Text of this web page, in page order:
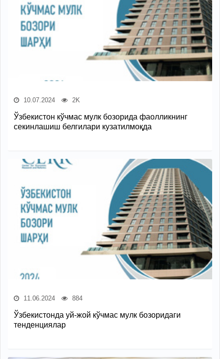
10.07.2024 2K
Ўзбекистон кўчмас мулк бозорида фаолликнинг
секинлашиш белгилари кузатилмоқда
11.06.2024 884
Ўзбекистонда уй-жой кўчмас мулк бозоридаги
тенденциялар